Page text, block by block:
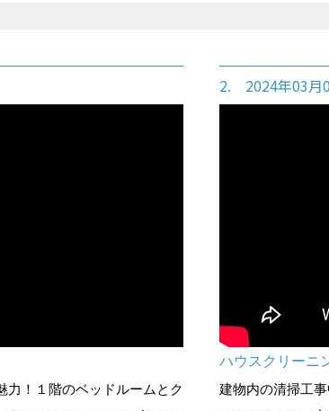
力！１階のベッドルームとク
2. 2024年03月
ハウスクリーニ
建物内の清掃工